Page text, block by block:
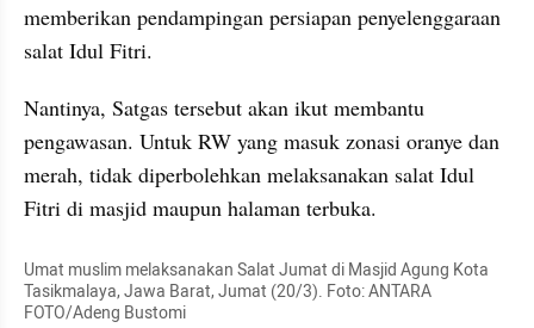
memberikan pendampingan persiapan penyelenggaraan
salat Idul Fitri.
Nantinya, Satgas tersebut akan ikut membantu
pengawasan. Untuk RW yang masuk zonasi oranye dan
merah, tidak diperbolehkan melaksanakan salat Idul
Fitri di masjid maupun halaman terbuka.
Umat muslim melaksanakan Salat Jumat di Masjid Agung Kota
Tasikmalaya, Jawa Barat, Jumat (20/3). Foto: ANTARA
FOTO/Adeng Bustomi